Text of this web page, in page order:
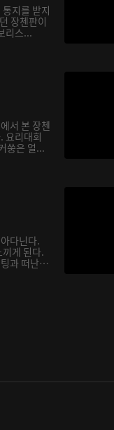
지를 받지
장첸판이
리스...
서 본 장첸
요리대회
쑹은 얼...
다닌다.
게 된다.
과 떠난